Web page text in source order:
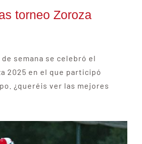
torneo Zoroza
semana se celebró el
2025 en el que participó
¿queréis ver las mejores